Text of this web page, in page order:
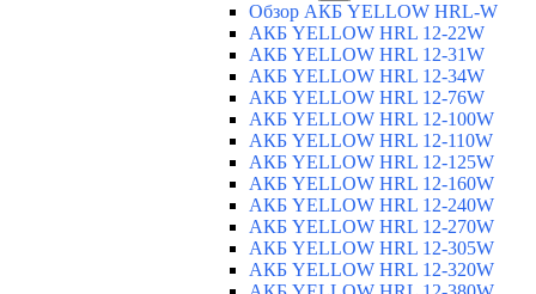
Обзор АКБ YELLOW HRL-W
АКБ YELLOW HRL 12-22W
АКБ YELLOW HRL 12-31W
АКБ YELLOW HRL 12-34W
АКБ YELLOW HRL 12-76W
АКБ YELLOW HRL 12-100W
АКБ YELLOW HRL 12-110W
АКБ YELLOW HRL 12-125W
АКБ YELLOW HRL 12-160W
АКБ YELLOW HRL 12-240W
АКБ YELLOW HRL 12-270W
АКБ YELLOW HRL 12-305W
АКБ YELLOW HRL 12-320W